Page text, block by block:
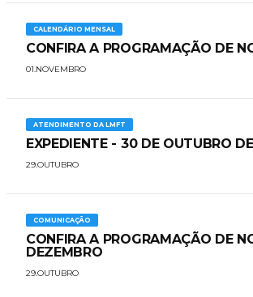
CALENDÁRIO MENSAL
CONFIRA A PROGRAMAÇÃO DE
01.NOVEMBRO
ATENDIMENTO DA LMFT
EXPEDIENTE - 30 DE OUTUBRO
29.OUTUBRO
COMUNICAÇÃO
CONFIRA A PROGRAMAÇÃO DE
DEZEMBRO
29.OUTUBRO